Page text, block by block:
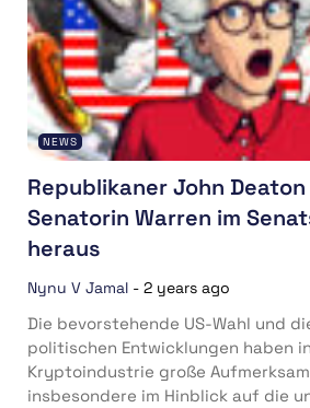
NEWS
Republikaner John
Senatorin Warren im
heraus
Nynu V Jamal - 2 years ago
Die bevorstehende US-Wahl und
politischen Entwicklungen haben
Kryptoindustrie große
insbesondere im Hinblick auf die